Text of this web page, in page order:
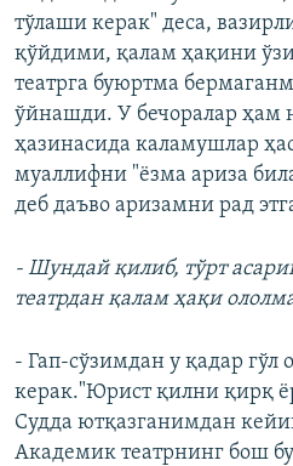
тўлаши керак" деса,
қўйдими, қалам ҳақини
театрга буюртма
ўйнашди. У бечоралар ҳам
ҳазинасида каламушлар
муаллифни "ёзма ариза
деб даъво аризамни рад
- Шундай қилиб, тўрт
театрдан қалам ҳақи
- Гап-сўзимдан у қадар
керак."Юрист қилни қирқ
Судда ютқазганимдан
Академик театрнинг бош